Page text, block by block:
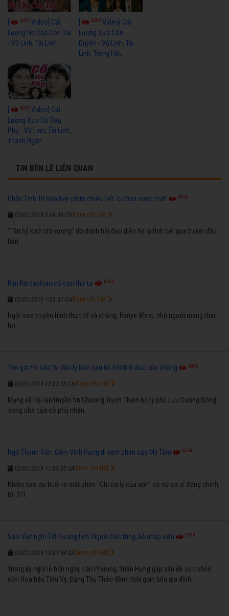
4432 Video] Cải
Lương Nợ Cha Con Trả
- Vũ Linh, Tài Linh
3599Video] Cải
Lương Xưa Còn
Duyên - Vũ Linh, Tài
Linh, Trọng Hữu
[ 4015 Video] Cải
Lương Xưa Cô Dâu
Phụ - Vũ Linh, Tài Linh,
Thanh Ngân
TIN BÊN LỀ LIÊN QUAN
Châu Tinh Trì hứa hẹn phim chiếu Tết 'cười ra nước mắt' 6765
03/01/2019 2:04:06 CH
"Tân hỷ kịch chi vương" do danh hài đạo diễn hé lộ tình tiết qua trailer đầu
tiên.
Xem chi tiết
Kim Kardashian có con thứ tư 6264
03/01/2019 1:03:37 CH
Ngôi sao truyền hình thực tế và chồng, Kanye West, nhờ người mang thai
hộ.
Xem chi tiết
'Em gái trà sữa' bị đồn ly hôn sau bê bối tình dục của chồng 6585
03/01/2019 12:03:33 CH
Mạng xã hội lan truyền tin Chương Trạch Thiên bỏ tỷ phú Lưu Cường Đông
song cha của cô phủ nhận.
Xem chi tiết
Ngô Thanh Vân, Đàm Vĩnh Hưng đi xem phim của Mỹ Tâm 6264
03/01/2019 11:03:00 SA
Nhiều sao dự buổi ra mắt phim "Chị trợ lý của anh" có nữ ca sĩ đóng chính,
tối 2/1.
Xem chi tiết
Sao Việt nghỉ Tết Dương lịch: Người tiệc tùng, kẻ nhập viện 7676
03/01/2019 10:01:54 SA
Trong kỳ nghỉ lễ bốn ngày, Lan Phương, Tuấn Hưng gặp vấn đề sức khỏe
còn Hoa hậu Tiểu Vy, Đặng Thu Thảo dành thời gian bên gia đình.
Xem chi tiết